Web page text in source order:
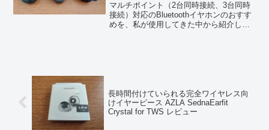
マルチポイント（2台同時接続、3台同時
接続）対応のBluetoothイヤホンのおすす
めを、私が使用してきた中から紹介しま
長時間付けていられる完全ワイヤレス向
けイヤーピース AZLA SednaEarfit
Crystal for TWS レビュー